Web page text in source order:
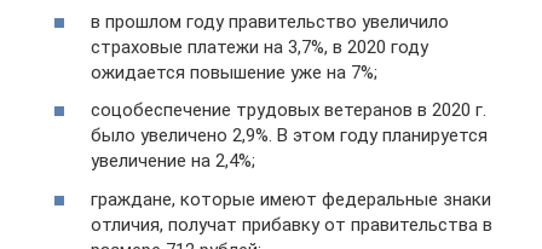
в прошлом году правительство увеличило
страховые платежи на 3,7%, в 2020 году
ожидается повышение уже на 7%;
соцобеспечение трудовых ветеранов в 2020 г.
было увеличено 2,9%. В этом году планируется
увеличение на 2,4%;
граждане, которые имеют федеральные знаки
отличия, получат прибавку от правительства в